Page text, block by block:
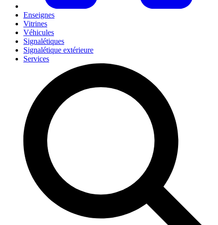
Enseignes
Vitrines
Véhicules
Signalétiques
Signalétique extérieure
Services